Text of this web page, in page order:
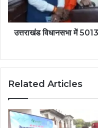
उत्तराखंड विधानसभा में
Related Articles